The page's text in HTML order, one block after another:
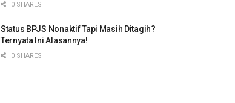
0 SHARES
Status BPJS Nonaktif Tapi Masih Ditagih?
Ternyata Ini Alasannya!
0 SHARES